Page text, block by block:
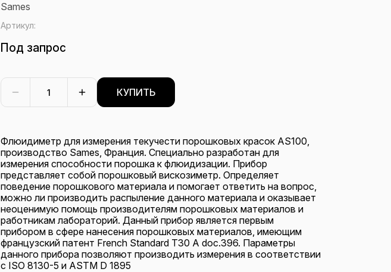
Sames
Артикул:
Под запрос
КУПИТЬ
Флюидиметр для измерения текучести порошковых красок AS100,
производство Sames, Франция. Специально разработан для
измерения способности порошка к флюидизации. Прибор
представляет собой порошковый вискозиметр. Определяет
поведение порошкового материала и помогает ответить на вопрос,
можно ли производить распыление данного материала и оказывает
неоценимую помощь производителям порошковых материалов и
работникам лабораторий. Данный прибор является первым
прибором в сфере нанесения порошковых материалов, имеющим
французский патент French Standard Т30 А doc.396. Параметры
данного прибора позволяют производить измерения в соответствии
с ISO 8130-5 и ASTM D 1895